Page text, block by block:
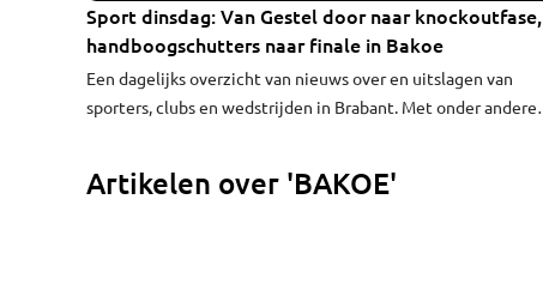
Sport dinsdag: Van Gestel door naar knockoutfase,
handboogschutters naar finale in Bakoe
Een dagelijks overzicht van nieuws over en uitslagen van
sporters, clubs en wedstrijden in Brabant. Met onder andere
Geldrop.
Artikelen over 'BAKOE'